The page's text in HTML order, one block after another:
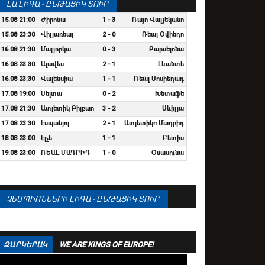
ԼԱ ԼԻԳԱ - ԸՆԹԱՑԻԿ ՏՈՒՐ
15.08 21:00 Ժիրոնա 1 - 3
Ռայո Վալյեկանո
15.08 23:30
Վիլյառեալ 2 - 0
Ռեալ Օվիեդո
16.08 21:30
Մալյորկա 0 - 3
Բարսելոնա
16.08 23:30
Ալավես 2 - 1
Լևանտե
16.08 23:30
Վալենսիա 1 - 1
Ռեալ Սոսիեդադ
17.08 19:00
Սելտա 0 - 2
Խետաֆե
17.08 21:30
Ատլետիկ Բիլբաո 3 - 2
Սևիլյա
17.08 23:30
Էսպանյոլ 2 - 1
Ատլետիկո Մադրիդ
18.08 23:00
Էլչե 1 - 1
Բետիս
19.08 23:00
ՌԵԱԼ ՄԱԴՐԻԴ 1 - 0 Օսասունա
ՉԵՄՊԻՈՆՆԵՐԻ ԼԻԳԱ - ԸՆԹԱՑԻԿ ՏՈՒՐ
ԶԱՐԿԵՐԱԿ WE ARE KINGS OF EUROPE!